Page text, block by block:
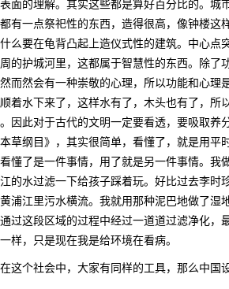
面的理解。其实这些都是算好百分比的。城
有一点祭祀性的东西，造得很高，像钟楼这
么要在龟背凸起上造仪式性的建筑。中心点
的护城河里，这都属于智慧性的东西。除了
而然会有一种崇敬的心理，所以功能和心理
着水下来了，这样水有了，木头也有了，所
因此对于古代的文明一定要看透，要吸取养
草纲目》，其实很简单，看懂了，就是用平
懂了是一件事情，用了就是另一件事情。我
的水过滤一下给孩子踩着玩。好比过去李时
浦江里污水横流。我就用那种泥巴地做了湿
过这段区域的过程中经过一道道过滤净化，
样，只是现在我是给环境在看病。
个社会中，大家有同样的工具，那么中国